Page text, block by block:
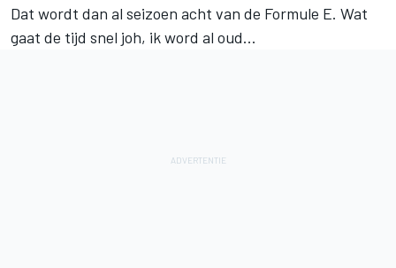
Dat wordt dan al seizoen acht van de Formule E. Wat
gaat de tijd snel joh, ik word al oud...